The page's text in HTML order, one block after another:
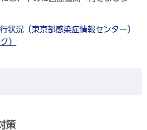
状況（東京都感染症情報センター）
）
策